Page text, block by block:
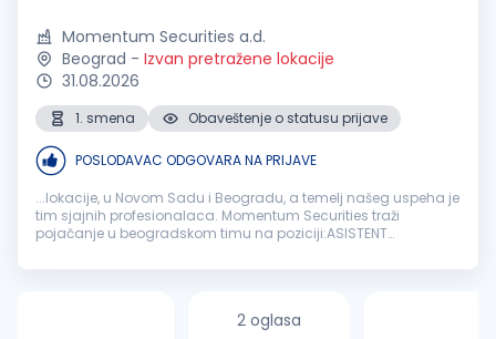
Momentum Securities a.d.
Beograd - Izvan pretražene lokacije
31.08.2026
1. smena Obaveštenje o statusu prijave
POSLODAVAC ODGOVARA NA PRIJAVE
...lokacije, u Novom Sadu i Beogradu, a temelj našeg uspeha je
tim sjajnih profesionalaca. Momentum Securities traži
pojačanje u beogradskom timu na poziciji:ASISTENT
spremni da učite kako biste dublje...
2 oglasa